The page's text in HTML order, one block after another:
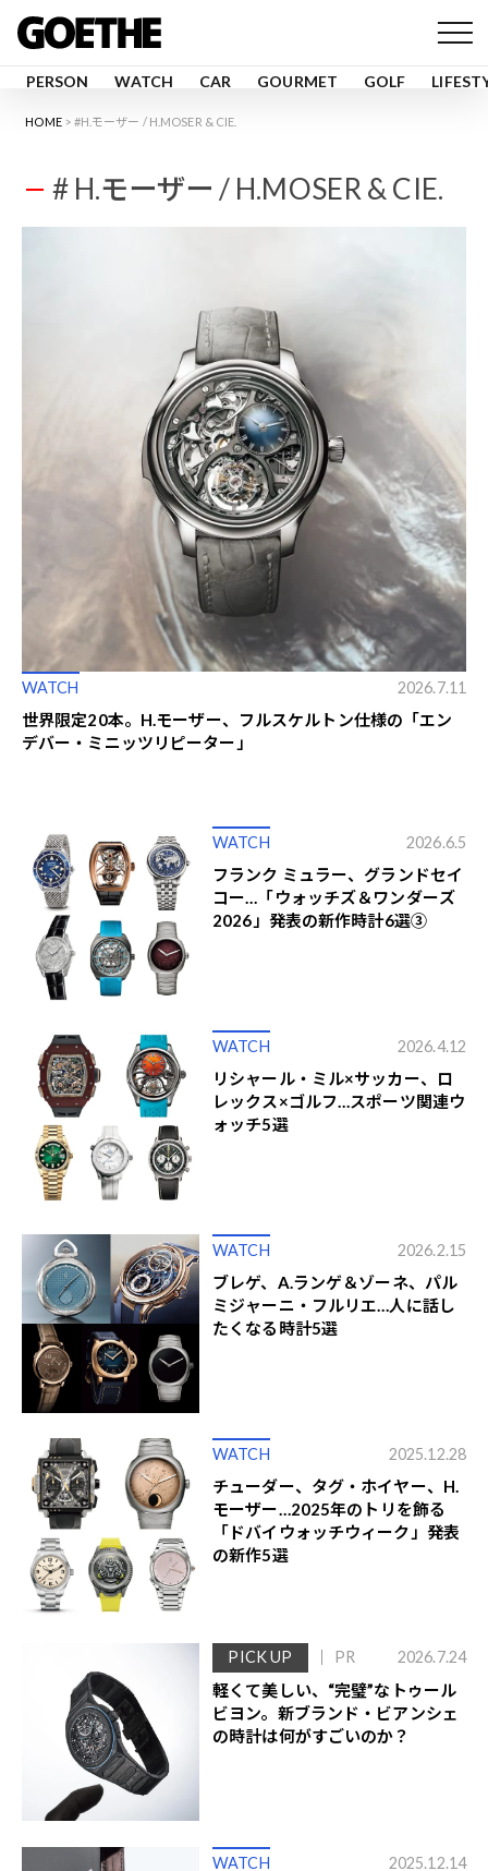
PERSON WATCH CAR GOURMET GOLF
HOME #H.モーザー / H.MOSER & CIE.
# H.モーザー / H.MOSER & CIE.
WATCH 2026.7.11
世界限定20本。H.モーザー、フルスケルトン仕様の「エン
デバー・ミニッツリピーター」
WATCH 2026.6.5
フランク ミュラー、グランドセイ
コー…「ウォッチズ＆ワンダーズ
2026」発表の新作時計6選③
WATCH 2026.4.12
リシャール・ミル×サッカー、ロ
レックス×ゴルフ…スポーツ関連ウ
ォッチ5選
WATCH 2026.2.15
ブレゲ、A.ランゲ＆ゾーネ、パル
ミジャーニ・フルリエ…人に話し
たくなる時計5選
WATCH 2025.12.28
チューダー、タグ・ホイヤー、H.
モーザー…2025年のトリを飾る
「ドバイウォッチウィーク」発表
の新作5選
PICK UP PR 2026.7.24
軽くて美しい、“完璧”なトゥール
ビヨン。新ブランド・ビアンシェ
の時計は何がすごいのか？
WATCH 2025.12.14